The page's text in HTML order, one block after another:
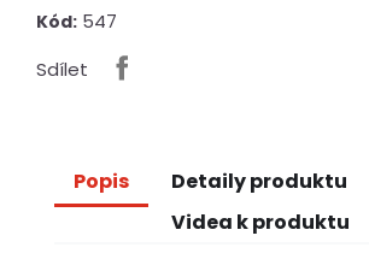
Kód: 547
Sdílet
Popis
Detaily produktu
Videa k produktu